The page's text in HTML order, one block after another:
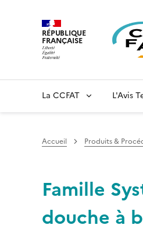
RÉPUBLIQUE
FRANÇAISE
La CCFAT L'Avis
Accueil Produits &
Famille
douche à